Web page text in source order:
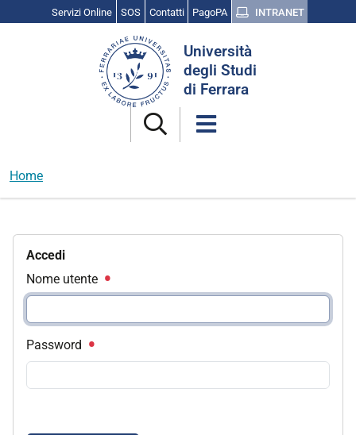
Servizi Online SOS Contatti PagoPA INTRANET
Università
degli Studi
di Ferrara
Home
Accedi
Nome utente
Password